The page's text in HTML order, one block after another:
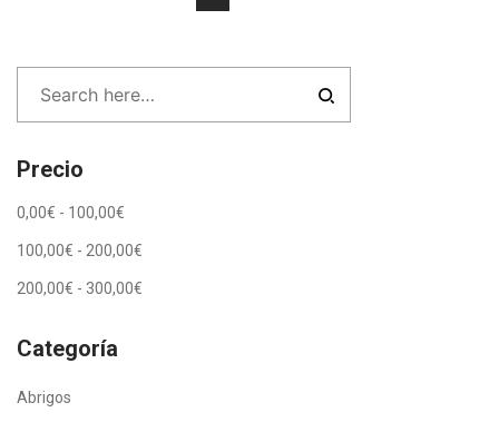
Precio
0,00€ - 100,00€
100,00€ - 200,00€
200,00€ - 300,00€
Categoría
Abrigos